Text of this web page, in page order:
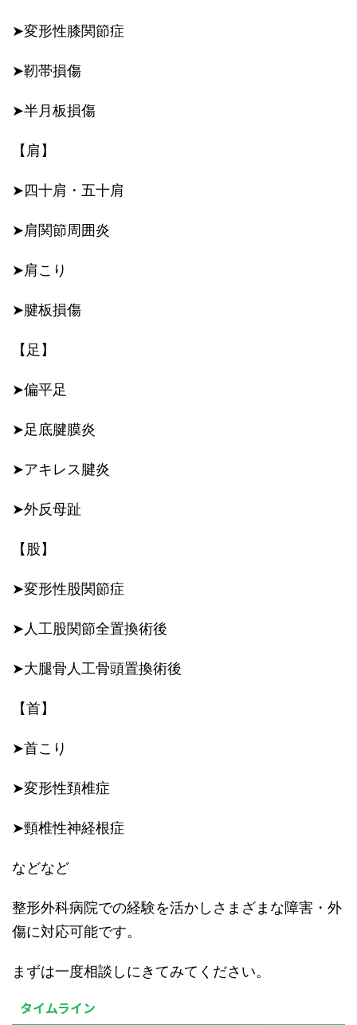
➤変形性膝関節症
➤靭帯損傷
➤半月板損傷
【肩】
➤四十肩・五十肩
➤肩関節周囲炎
➤肩こり
➤腱板損傷
【足】
➤偏平足
➤足底腱膜炎
➤アキレス腱炎
➤外反母趾
【股】
➤変形性股関節症
➤人工股関節全置換術後
➤大腿骨人工骨頭置換術後
【首】
➤首こり
➤変形性頚椎症
➤頸椎性神経根症
などなど
整形外科病院での経験を活かしさまざまな障害・外
傷に対応可能です。
まずは一度相談しにきてみてください。
タイムライン